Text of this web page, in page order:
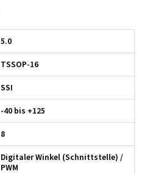
5.0
TSSOP-16
SSI
-40 bis +125
8
Digitaler Winkel (Schnittstelle) /
PWM